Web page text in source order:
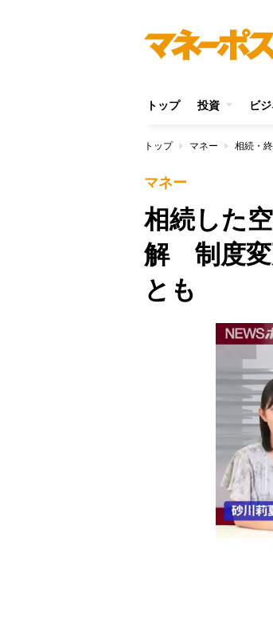
トップ 投資 ビ
トップ マネー 相続・
マネー
相続した
解 制度変
とも